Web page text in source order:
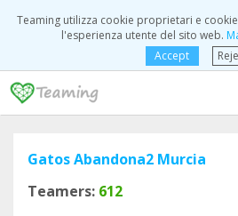
Teaming utilizza cookie proprietari e
l'esperienza utente del sito web.
Accept
Gatos Abandona2 Murcia
Teamers: 612